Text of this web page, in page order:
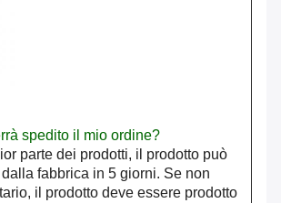
spedito il mio ordine?
parte dei prodotti, il prodotto può
fabbrica in 5 giorni. Se non
il prodotto deve essere prodotto